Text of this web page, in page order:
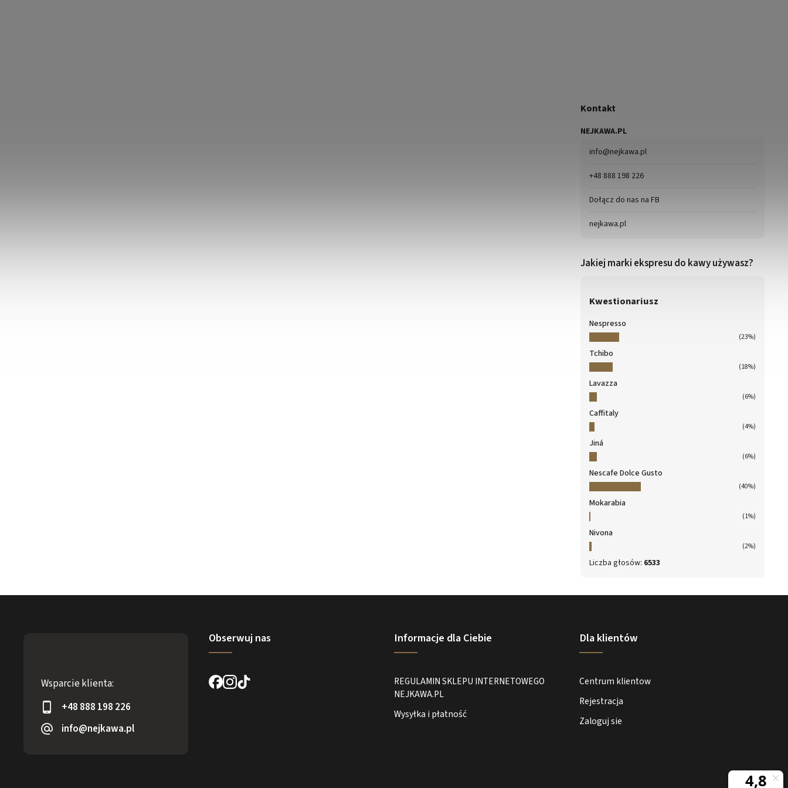
Kontakt
NEJKAWA.PL
info@nejkawa.pl
+48 888 198 226
Dołącz do nas na FB
nejkawa.pl
Jakiej marki ekspresu do kawy używasz?
Kwestionariusz
Nespresso
(23%)
Tchibo
(18%)
Lavazza
(6%)
Caffitaly
(4%)
Jiná
(6%)
Nescafe Dolce Gusto
(40%)
Mokarabia
(1%)
Nivona
(2%)
Liczba głosów: 6533
Wsparcie klienta:
+48 888 198 226
info@nejkawa.pl
Obserwuj nas Informacje dla Ciebie
REGULAMIN SKLEPU INTERNETOWEGO
NEJKAWA.PL
Wysyłka i płatność
Dla klientów
Centrum klientow
Rejestracja
Zaloguj sie